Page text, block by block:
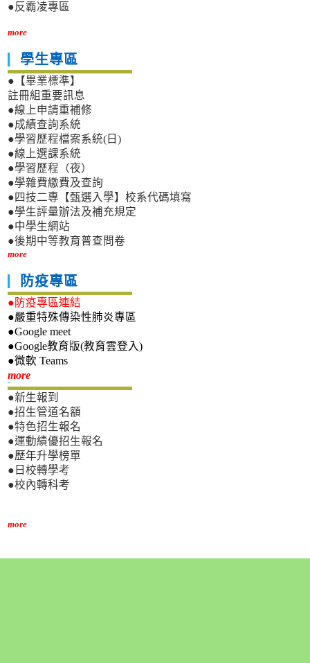
●反霸凌專區
more
學生專區
●【畢業標準】
註冊組重要訊息
●線上申請重補修
●成績查詢系統
●學習歷程檔案系統(日)
●線上選課系統
●學習歷程（夜）
●學雜費繳費及查詢
●四技二專【甄選入學】校系代碼填寫
●學生評量辦法及補充規定
●中學生網站
●後期中等教育普查問卷
more
防疫專區
●防疫專區連結
●嚴重特殊傳染性肺炎專區
●Google meet
●Google教育版(教育雲登入)
●微軟 Teams
more新生專區
●新生報到
●招生管道名額
●特色招生報名
●運動績優招生報名
●歷年升學榜單
●日校轉學考
●校內轉科考
more